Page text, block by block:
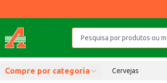
Compre por categoria Cervejas